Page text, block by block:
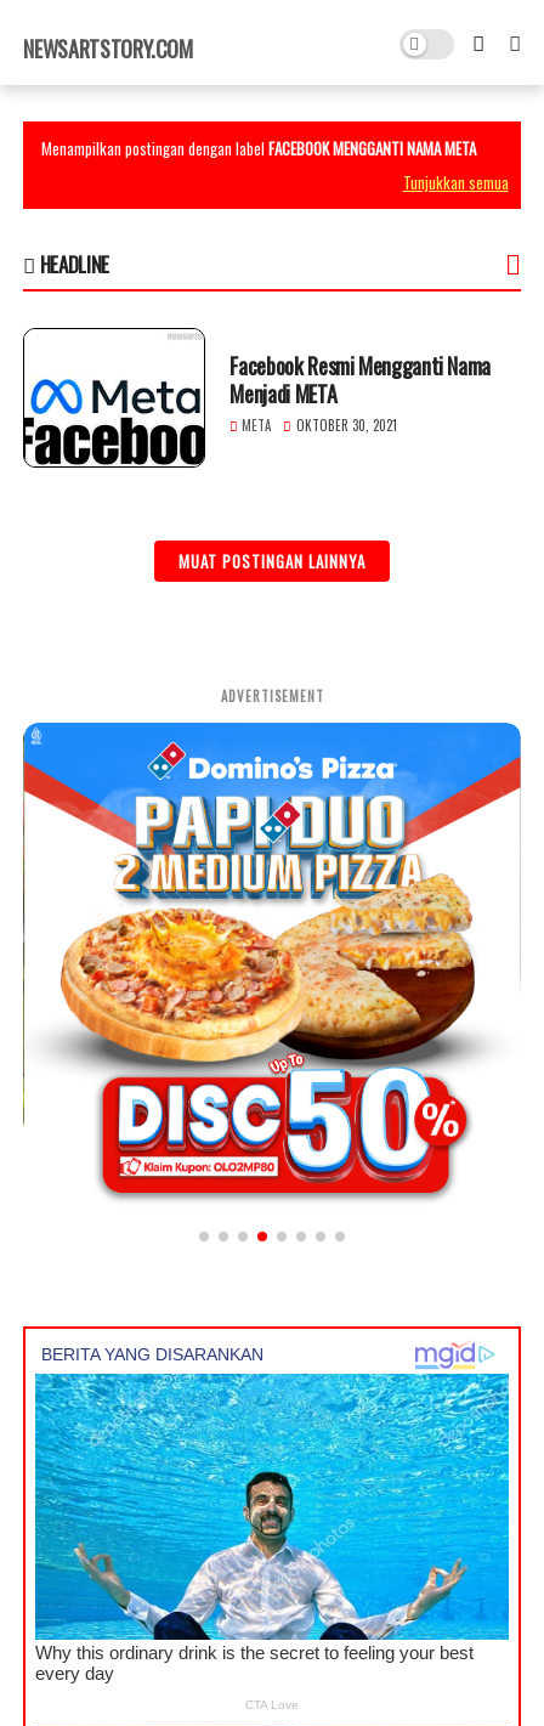
×
NEWSARTSTORY.COM
Menampilkan postingan dengan labelFACEBOOK MENGGANTI NAMA META
Tunjukkan semua
HEADLINE
Facebook Resmi Mengganti Nama
Menjadi META
META OKTOBER 30, 2021
MUAT POSTINGAN LAINNYA
ADVERTISEMENT